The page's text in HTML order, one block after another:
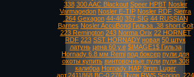
338 300 AAC Blackout Speer HPBT Nosler
Varmagedon Nosler E-TIP Nosler RDF Sierra
.264 Gexagon 44-40 357 SIG 44 RUSSIAN
Barnes Nosler AccuBond Гильза .38 short Colt
223 Remington 243 Norma Orix 22 HORNET
RDF 223 SST HORNADY новая 50 штук
латунь цена 60 у.е $IMAGE1$ Гильза
Hornady 6.8 мм Remi под боксер пули для
охоты купить винтовочные пули пуля 308
калибра Hornady HAP 9mm Luger
арт.2411868 ВС-0.276 Пуля RWS Scorion .224